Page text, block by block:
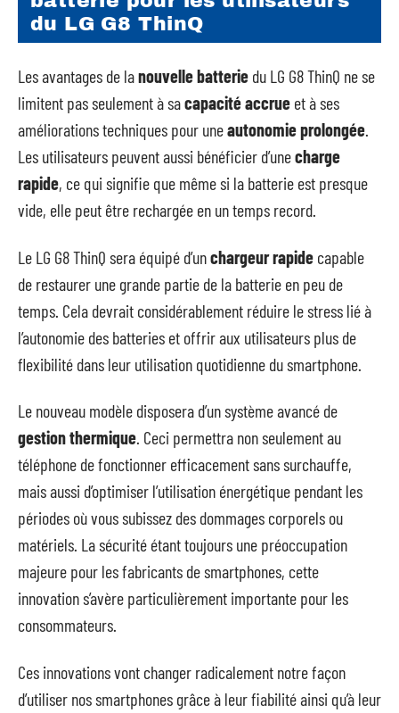
du LG G8 ThinQ
Les avantages de lanouvelle batterie du LG G8 ThinQ ne se
limitent pas seulement à sacapacité accrue et à ses
améliorations techniques pour uneautonomie prolongée.
Les utilisateurs peuvent aussi bénéficier d’unecharge
rapide, ce qui signifie que même si la batterie est presque
vide, elle peut être rechargée en un temps record.
Le LG G8 ThinQ sera équipé d’unchargeur rapide capable
de restaurer une grande partie de la batterie en peu de
temps. Cela devrait considérablement réduire le stress lié à
l’autonomie des batteries et offrir aux utilisateurs plus de
flexibilité dans leur utilisation quotidienne du smartphone.
Le nouveau modèle disposera d’un système avancé de
gestion thermique. Ceci permettra non seulement au
téléphone de fonctionner efficacement sans surchauffe,
mais aussi d’optimiser l’utilisation énergétique pendant les
périodes où vous subissez des dommages corporels ou
matériels. La sécurité étant toujours une préoccupation
majeure pour les fabricants de smartphones, cette
innovation s’avère particulièrement importante pour les
consommateurs.
Ces innovations vont changer radicalement notre façon
d’utiliser nos smartphones grâce à leur fiabilité ainsi qu’à leur